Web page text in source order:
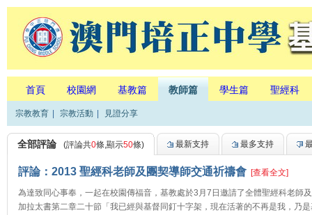
首頁 校園網 基教篇 教師篇 學生篇 聖經科
宗教教育 宗教活動 見證分享
全部評論 (評論共0條,顯示50條) 最新支持 最多支持
評論：2013 聖經科老師及團契導師交通祈禱會 [查看全文]
為達致同心事奉，一起在校園傳福音，基教處於3月7日邀請了全體聖經科老師
加拉太書第二章二十節「我已經與基督同釘十字架，現在活著的不再是我，乃